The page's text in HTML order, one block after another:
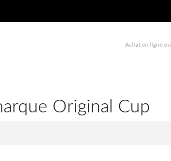
Achat en ligne
Original Cup